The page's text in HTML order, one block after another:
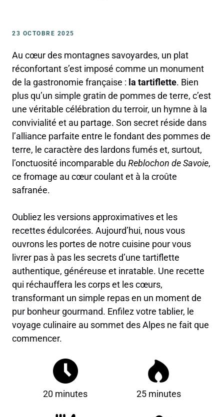
23 OCTOBRE 2025
Au cœur des montagnes savoyardes, un plat
réconfortant s’est imposé comme un monument
de la gastronomie française : la tartiflette. Bien
plus qu’un simple gratin de pommes de terre, c’est
une véritable célébration du terroir, un hymne à la
convivialité et au partage. Son secret réside dans
l’alliance parfaite entre le fondant des pommes de
terre, le caractère des lardons fumés et, surtout,
l’onctuosité incomparable du Reblochon de Savoie,
ce fromage au cœur coulant et à la croûte
safranée.
Oubliez les versions approximatives et les
recettes édulcorées. Aujourd’hui, nous vous
ouvrons les portes de notre cuisine pour vous
livrer pas à pas les secrets d’une tartiflette
authentique, généreuse et inratable. Une recette
qui réchauffera les corps et les cœurs,
transformant un simple repas en un moment de
pur bonheur gourmand. Enfilez votre tablier, le
voyage culinaire au sommet des Alpes ne fait que
commencer.
20 minutes 25 minutes